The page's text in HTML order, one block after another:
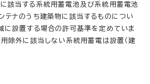
該当する系統用蓄電池及び系統用蓄電池
テナのうち建築物に該当するものについ
に設置する場合の許可基準を定めていま
用除外に該当しない系統用蓄電は設置（建